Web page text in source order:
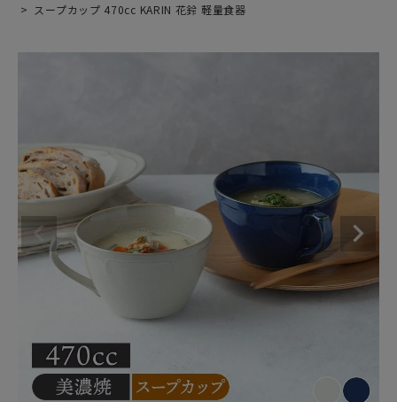
スープカップ 470cc KARIN 花鈴 軽量食器